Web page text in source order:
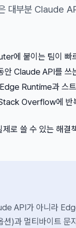
대부분 Claude
에 붙이는 팀이 빠
Claude API를 쓰
Runtime과 스
Overflow에 반
로 쓸 수 있는 해결
API가 아니라
션)과 멀티바이트 문